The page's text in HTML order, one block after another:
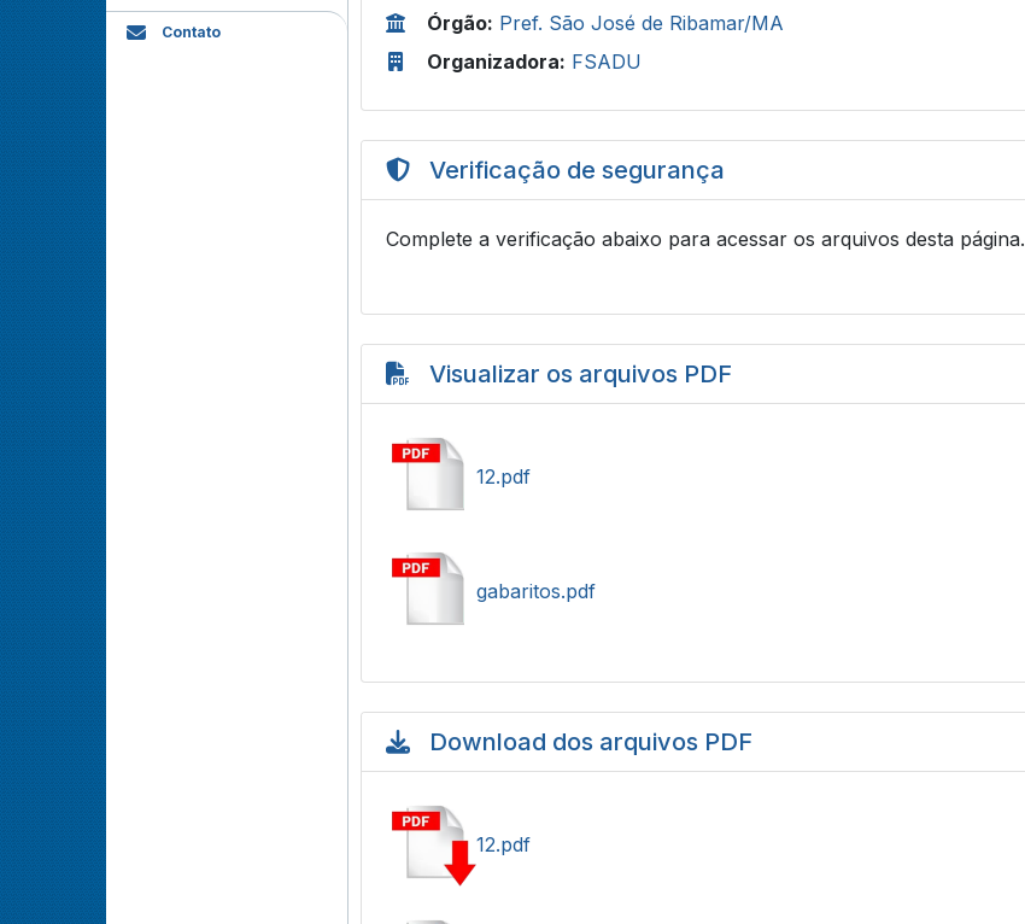
Contato
Órgão: Pref. São José de Ribamar/MA
Organizadora: FSADU
Verificação de segurança
Complete a verificação abaixo para acessar os arquivos desta página.
Visualizar os arquivos PDF
12.pdf
gabaritos.pdf
Download dos arquivos PDF
12.pdf